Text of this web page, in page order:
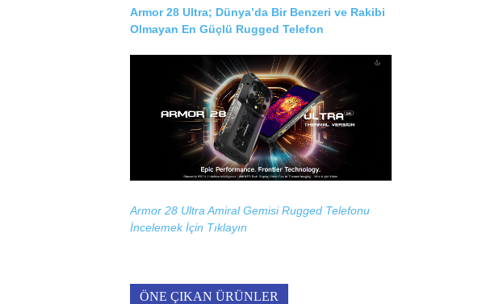
Armor 28 Ultra; Dünya’da Bir Benzeri ve Rakibi
Olmayan En Güçlü Rugged Telefon
Armor 28 Ultra Amiral Gemisi Rugged Telefonu
İncelemek İçin Tıklayın
ÖNE ÇIKAN ÜRÜNLER